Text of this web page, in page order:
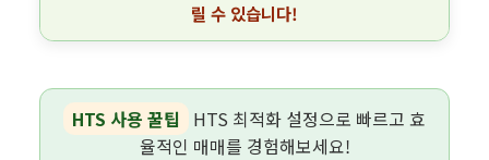
릴 수 있습니다!
HTS 사용 꿀팁
HTS 최적화 설정으로 빠르고 효
율적인 매매를 경험해보세요!